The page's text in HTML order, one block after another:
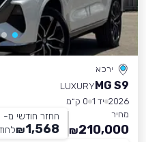
ירכא
MG S9
LUXURY
2026 יד 1
0 ק״מ
מחיר
210,000
₪
החזר חודשי מ-
1,568
₪